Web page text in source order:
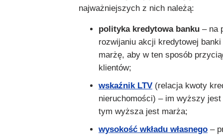
najważniejszych z nich należą:
polityka kredytowa banku – na
rozwijaniu akcji kredytowej
marżę, aby w ten sposób
klientów;
wskaźnik LTV (relacja kwoty
nieruchomości) – im wyższy
tym wyższa jest marża;
wysokość wkładu własnego –